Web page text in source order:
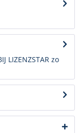
LIZENZSTAR zo